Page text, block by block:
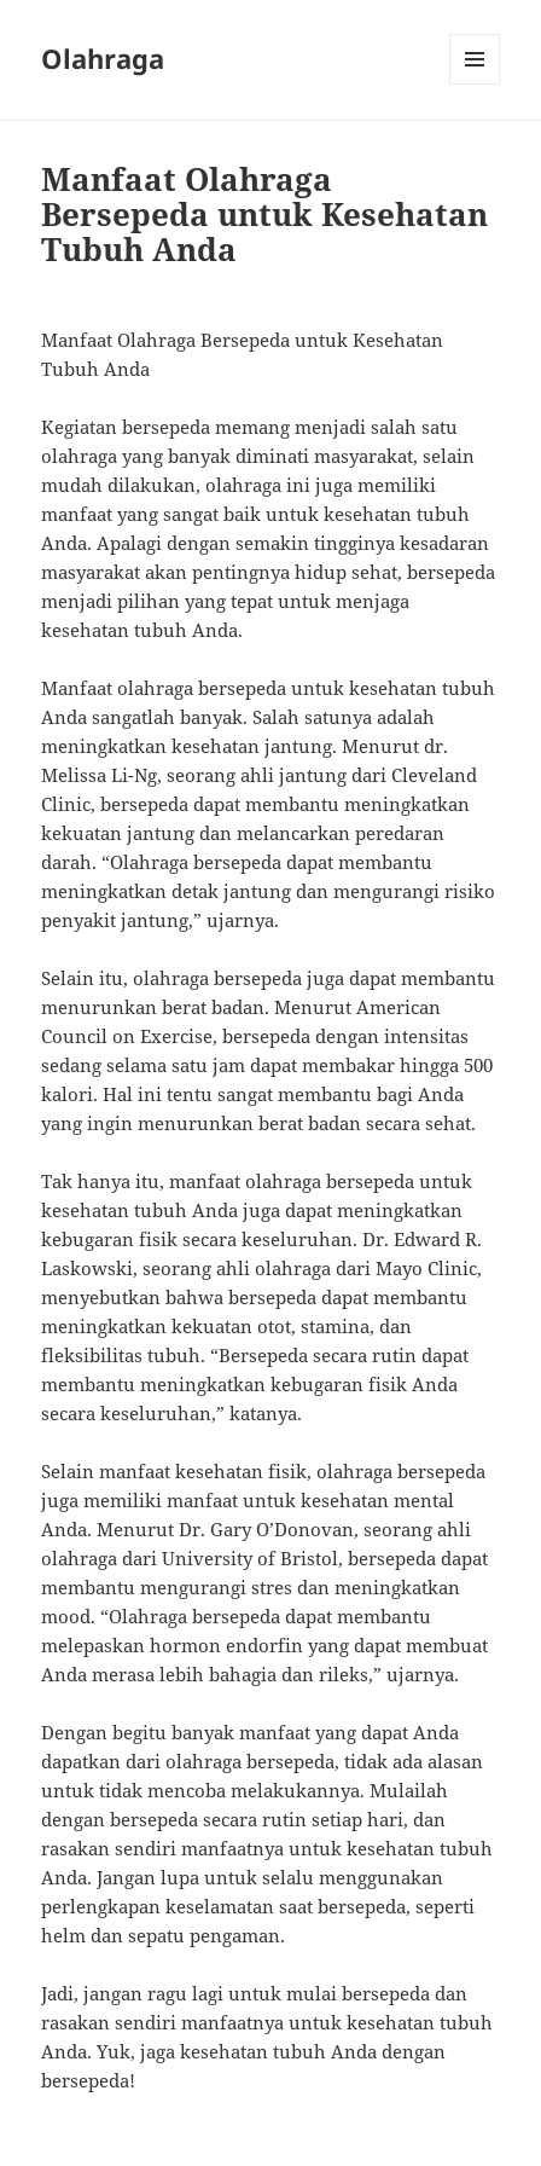
Olahraga
Manfaat Olahraga
Bersepeda untuk Kesehatan
Tubuh Anda
Manfaat Olahraga Bersepeda untuk Kesehatan
Tubuh Anda
Kegiatan bersepeda memang menjadi salah satu
olahraga yang banyak diminati masyarakat, selain
mudah dilakukan, olahraga ini juga memiliki
manfaat yang sangat baik untuk kesehatan tubuh
Anda. Apalagi dengan semakin tingginya kesadaran
masyarakat akan pentingnya hidup sehat, bersepeda
menjadi pilihan yang tepat untuk menjaga
kesehatan tubuh Anda.
Manfaat olahraga bersepeda untuk kesehatan tubuh
Anda sangatlah banyak. Salah satunya adalah
meningkatkan kesehatan jantung. Menurut dr.
Melissa Li-Ng, seorang ahli jantung dari Cleveland
Clinic, bersepeda dapat membantu meningkatkan
kekuatan jantung dan melancarkan peredaran
darah. “Olahraga bersepeda dapat membantu
meningkatkan detak jantung dan mengurangi risiko
penyakit jantung,” ujarnya.
Selain itu, olahraga bersepeda juga dapat membantu
menurunkan berat badan. Menurut American
Council on Exercise, bersepeda dengan intensitas
sedang selama satu jam dapat membakar hingga 500
kalori. Hal ini tentu sangat membantu bagi Anda
yang ingin menurunkan berat badan secara sehat.
Tak hanya itu, manfaat olahraga bersepeda untuk
kesehatan tubuh Anda juga dapat meningkatkan
kebugaran fisik secara keseluruhan. Dr. Edward R.
Laskowski, seorang ahli olahraga dari Mayo Clinic,
menyebutkan bahwa bersepeda dapat membantu
meningkatkan kekuatan otot, stamina, dan
fleksibilitas tubuh. “Bersepeda secara rutin dapat
membantu meningkatkan kebugaran fisik Anda
secara keseluruhan,” katanya.
Selain manfaat kesehatan fisik, olahraga bersepeda
juga memiliki manfaat untuk kesehatan mental
Anda. Menurut Dr. Gary O’Donovan, seorang ahli
olahraga dari University of Bristol, bersepeda dapat
membantu mengurangi stres dan meningkatkan
mood. “Olahraga bersepeda dapat membantu
melepaskan hormon endorfin yang dapat membuat
Anda merasa lebih bahagia dan rileks,” ujarnya.
Dengan begitu banyak manfaat yang dapat Anda
dapatkan dari olahraga bersepeda, tidak ada alasan
untuk tidak mencoba melakukannya. Mulailah
dengan bersepeda secara rutin setiap hari, dan
rasakan sendiri manfaatnya untuk kesehatan tubuh
Anda. Jangan lupa untuk selalu menggunakan
perlengkapan keselamatan saat bersepeda, seperti
helm dan sepatu pengaman.
Jadi, jangan ragu lagi untuk mulai bersepeda dan
rasakan sendiri manfaatnya untuk kesehatan tubuh
Anda. Yuk, jaga kesehatan tubuh Anda dengan
bersepeda!